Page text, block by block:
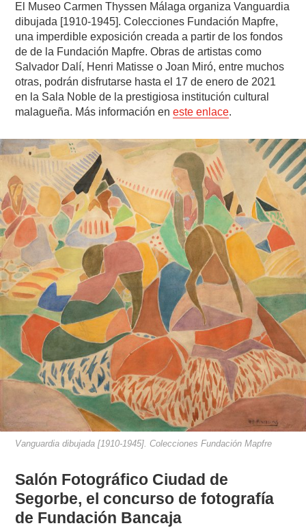
El Museo Carmen Thyssen Málaga organiza Vanguardia
dibujada [1910-1945]. Colecciones Fundación Mapfre,
una imperdible exposición creada a partir de los fondos
de de la Fundación Mapfre. Obras de artistas como
Salvador Dalí, Henri Matisse o Joan Miró, entre muchos
otras, podrán disfrutarse hasta el 17 de enero de 2021
en la Sala Noble de la prestigiosa institución cultural
malagueña. Más información eneste enlace.
Vanguardia dibujada [1910-1945]. Colecciones Fundación Mapfre
Salón Fotográfico Ciudad de
Segorbe, el concurso de fotografía
de Fundación Bancaja